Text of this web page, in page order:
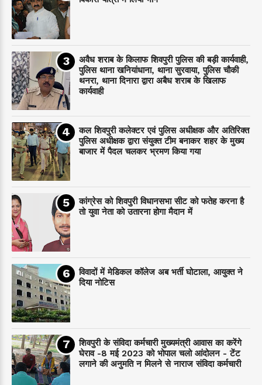
अवैध शराब के किलाफ शिवपुरी पुलिस की बड़ी कार्यवाही,
पुलिस थाना खनियांधाना, थाना सुरवाया, पुलिस चौकी
थनरा, थाना दिनारा द्वारा अबैध शराब के खिलाफ
कार्यवाही
कल शिवपुरी कलेक्टर एवं पुलिस अधीक्षक और अतिरिक्त
पुलिस अधीक्षक द्वारा संयुक्त टीम बनाकर शहर के मुख्य
बाजार में पैदल चलकर भ्रमण किया गया
कांग्रेस को शिवपुरी विधानसभा सीट को फतेह करना है
तो युवा नेता को उतारना होगा मैदान में
विवादों में मेडिकल कॉलेज अब भर्ती घोटाला, आयुक्त ने
दिया नोटिस
शिवपुरी के संविदा कर्मचारी मुख्यमंत्री आवास का करेंगे
घेराव -8 मई 2023 को भोपाल चलो आंदोलन - टेंट
लगाने की अनुमति न मिलने से नाराज संविदा कर्मचारी